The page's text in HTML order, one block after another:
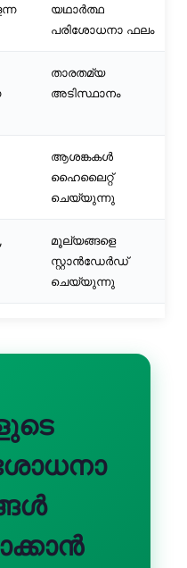
യഥാർത്ഥ
പരിശോധനാ ഫലം
താരതമ്യ
അടിസ്ഥാനം
ആശങ്കകൾ
ഹൈലൈറ്റ്
ചെയ്യുന്നു
മൂല്യങ്ങളെ
സ്റ്റാൻഡേർഡ്
ചെയ്യുന്നു